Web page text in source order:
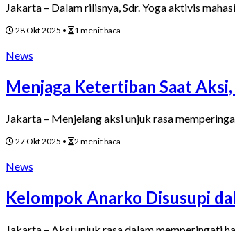
Jakarta – Dalam rilisnya, Sdr. Yoga aktivis
28 Okt 2025 • 1 menit baca
News
Menjaga Ketertiban Saat
Jakarta – Menjelang aksi unjuk rasa
27 Okt 2025 • 2 menit baca
News
Kelompok Anarko Disusupi